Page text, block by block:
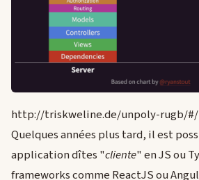
http://triskweline.de/unpoly-rugb/#/
Quelques années plus tard, il est
application dîtes "cliente" en JS ou
frameworks comme ReactJS ou